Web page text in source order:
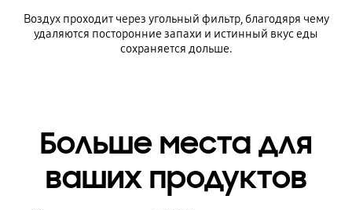
Воздух проходит через угольный фильтр, благодяря чему
удаляются посторонние запахи и истинный вкус еды
сохраняется дольше.
Больше места для
ваших продуктов